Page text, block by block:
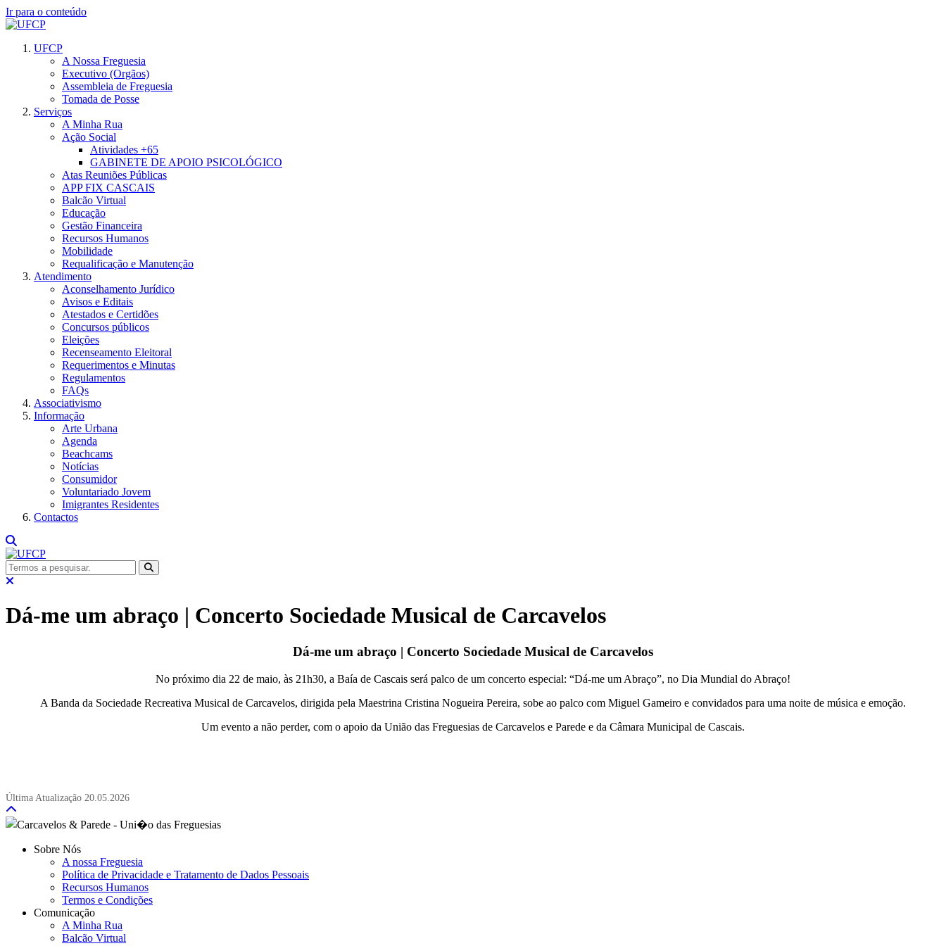
Ir para o conteúdo
UFCP
A Nossa Freguesia
Executivo (Orgãos)
Assembleia de Freguesia
Tomada de Posse
Serviços
A Minha Rua
Ação Social
Atividades +65
GABINETE DE APOIO PSICOLÓGICO
Atas Reuniões Públicas
APP FIX CASCAIS
Balcão Virtual
Educação
Gestão Financeira
Recursos Humanos
Mobilidade
Requalificação e Manutenção
Atendimento
Aconselhamento Jurídico
Avisos e Editais
Atestados e Certidões
Concursos públicos
Eleições
Recenseamento Eleitoral
Requerimentos e Minutas
Regulamentos
FAQs
Associativismo
Informação
Arte Urbana
Agenda
Beachcams
Notícias
Consumidor
Voluntariado Jovem
Imigrantes Residentes
Contactos
Dá-me um abraço | Concerto Sociedade Musical de Carcavelos
Dá-me um abraço | Concerto Sociedade Musical de Carcavelos
No próximo dia 22 de maio, às 21h30, a Baía de Cascais será palco de um concerto especial: “Dá-me um Abraço”, no Dia Mundial do Abraço!
A Banda da Sociedade Recreativa Musical de Carcavelos, dirigida pela Maestrina Cristina Nogueira Pereira, sobe ao palco com Miguel Gameiro e convidados para uma noite de música e emoção.
Um evento a não perder, com o apoio da União das Freguesias de Carcavelos e Parede e da Câmara Municipal de Cascais.
Última Atualização 20.05.2026
Sobre Nós
A nossa Freguesia
Política de Privacidade e Tratamento de Dados Pessoais
Recursos Humanos
Termos e Condições
Comunicação
A Minha Rua
Balcão Virtual